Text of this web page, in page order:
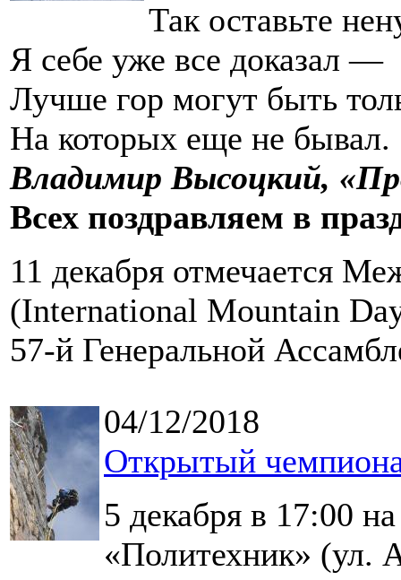
Так оставьте
Я себе уже все доказал —
Лучше гор могут быть
На которых еще не бывал.
Владимир Высоцкий,
Всех поздравляем в
11 декабря отмечается
(International Mountain
57-й Генеральной
04/12/2018
Открытый
5 декабря в 17:00
«Политехник» (ул.